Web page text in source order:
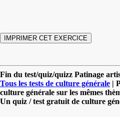
Fin du test/quiz/quizz Patinage
Tous les tests de culture générale |
culture générale sur les mêmes
Un quiz / test gratuit de culture